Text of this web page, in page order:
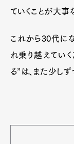
ていくことが大事
これから30代に
れ乗り越えてい
る”は、また少しず